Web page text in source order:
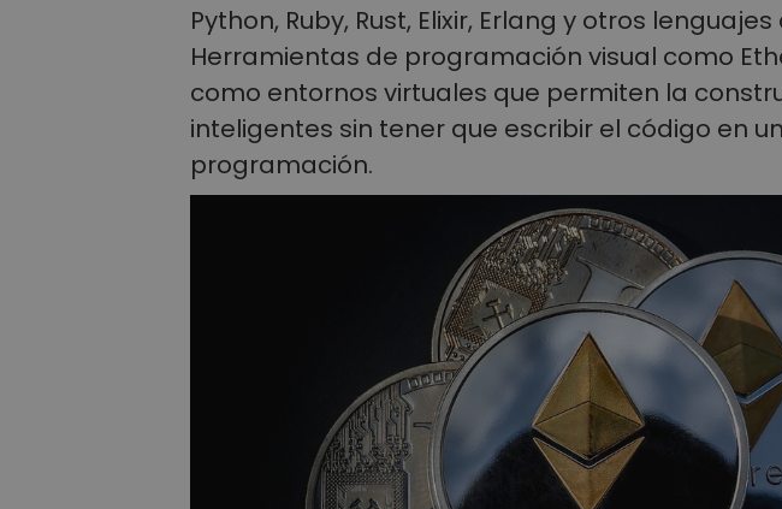
Python, Ruby, Rust, Elixir, Erlang y otros
Herramientas de programación visual como
como entornos virtuales que permiten la
inteligentes sin tener que escribir el código en
programación.